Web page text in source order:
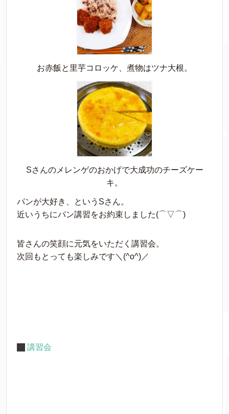
お赤飯と里芋コロッケ、煮物はツナ大根。
Sさんのメレンゲのおかげで大成功のチーズケー
キ。
パンが大好き、というSさん。
近いうちにパン講習をお約束しました(⌒▽⌒)
皆さんの笑顔に元気をいただく講習会。
次回もとっても楽しみです＼(^o^)／
講習会